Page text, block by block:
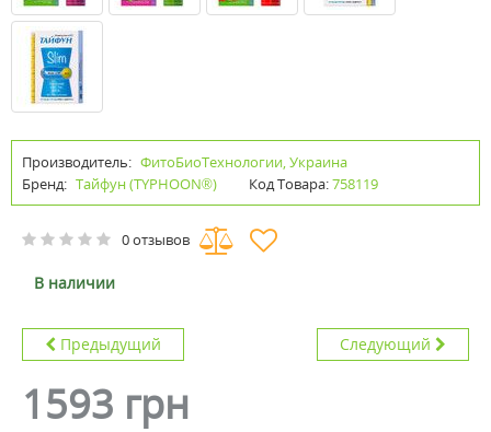
Производитель: ФитоБиоТехнологии, Украина
Бренд: Тайфун (TYPHOON®) Код Товара:758119
0 отзывов
В наличии
Предыдущий Следующий
1593 грн